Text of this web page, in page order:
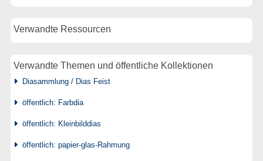
Verwandte Ressourcen
Verwandte Themen und öffentliche Kollektionen
Diasammlung / Dias Feist
öffentlich: Farbdia
öffentlich: Kleinbilddias
öffentlich: papier-glas-Rahmung